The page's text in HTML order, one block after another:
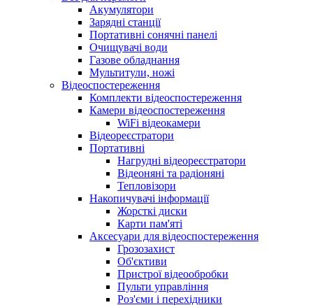
Акумулятори
Зарядні станції
Портативні сонячні панелі
Очищувачі води
Газове обладнання
Мультитули, ножі
Відеоспостереження
Комплекти відеоспостереження
Камери відеоспостереження
WiFi відеокамери
Відеореєстратори
Портативні
Нагрудні відеореєстратори
Відеоняні та радіоняні
Тепловізори
Накопичувачі інформації
Жорсткі диски
Карти пам'яті
Аксесуари для відеоспостереження
Грозозахист
Об'єктиви
Пристрої відеообробки
Пульти управління
Роз'єми і перехідники